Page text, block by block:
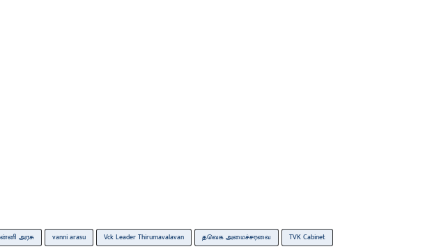
அரசு vanni arasu Vck Leader Thirumavalavan தவெக அமைச்சரவை TVK Cabinet